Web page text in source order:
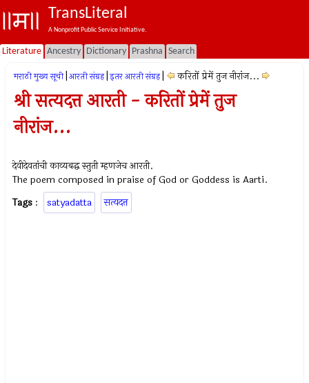
TransLiteral
A Nonprofit Public Service Initiative.
Literature Ancestry Dictionary Prashna Search
मराठी मुख्य सूची आरती संग्रह इतर आरती संग्रह करितों प्रेमें तुज नीरांज...
श्री सत्यदत्त आरती - करितों प्रेमें तुज
नीरांज...
देवीदेवतांची काव्यबद्ध स्तुती म्हणजेच आरती.
The poem composed in praise of God or Goddess is Aarti.
Tags : satyadatta सत्यदत्त